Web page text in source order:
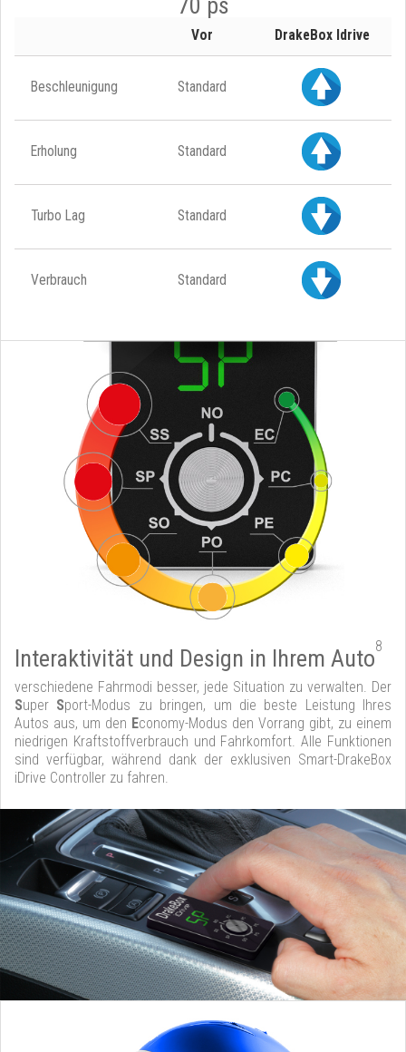
Vor DrakeBox Idrive
Beschleunigung Standard
Erholung Standard
Turbo Lag Standard
Verbrauch Standard
Interaktivität und Design in Ihrem Auto8
verschiedene Fahrmodi besser, jede Situation zu verwalten. Der
Super Sport-Modus zu bringen, um die beste Leistung Ihres
Autos aus, um den Economy-Modus den Vorrang gibt, zu einem
niedrigen Kraftstoffverbrauch und Fahrkomfort. Alle Funktionen
sind verfügbar, während dank der exklusiven Smart-DrakeBox
iDrive Controller zu fahren.